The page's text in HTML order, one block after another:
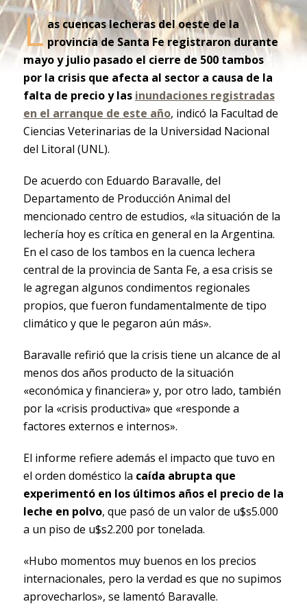
L as cuencas lecheras del oeste de la
provincia de Santa Fe registraron durante
mayo y julio pasado el cierre de 500 tambos
por la crisis que afecta al sector a causa de la
falta de precio y las inundaciones registradas
en el arranque de este año, indicó la Facultad de
Ciencias Veterinarias de la Universidad Nacional
del Litoral (UNL).
De acuerdo con Eduardo Baravalle, del
Departamento de Producción Animal del
mencionado centro de estudios, «la situación de la
lechería hoy es crítica en general en la Argentina.
En el caso de los tambos en la cuenca lechera
central de la provincia de Santa Fe, a esa crisis se
le agregan algunos condimentos regionales
propios, que fueron fundamentalmente de tipo
climático y que le pegaron aún más».
Baravalle refirió que la crisis tiene un alcance de al
menos dos años producto de la situación
«económica y financiera» y, por otro lado, también
por la «crisis productiva» que «responde a
factores externos e internos».
El informe refiere además el impacto que tuvo en
el orden doméstico la caída abrupta que
experimentó en los últimos años el precio de la
leche en polvo, que pasó de un valor de u$s5.000
a un piso de u$s2.200 por tonelada.
«Hubo momentos muy buenos en los precios
internacionales, pero la verdad es que no supimos
aprovecharlos», se lamentó Baravalle.